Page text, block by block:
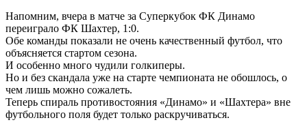
Напомним, вчера в матче за Суперкубок ФК Динамо
переиграло ФК Шахтер, 1:0.
Обе команды показали не очень качественный футбол, что
объясняется стартом сезона.
И особенно много чудили голкиперы.
Но и без скандала уже на старте чемпионата не обошлось, о
чем лишь можно сожалеть.
Теперь спираль противостояния «Динамо» и «Шахтера» вне
футбольного поля будет только раскручиваться.